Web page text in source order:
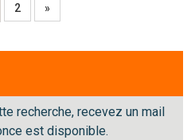
2 »
recherche, recevez un mail
est disponible.